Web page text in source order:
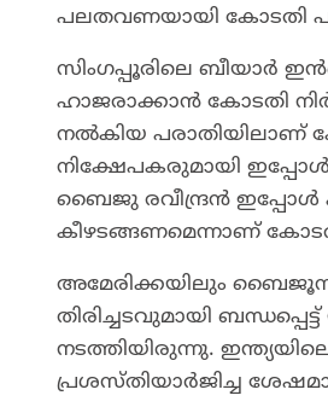
പലതവണയായി കോടതി
സിംഗപ്പൂരിലെ ബീയാർ
ഹാജരാക്കാൻ കോടതി
നൽകിയ
നിക്ഷേപകരുമായി
ബൈജു രവീന്ദ്രൻ ഇപ്പോൾ
കീഴടങ്ങണമെന്നാണ്
അമേരിക്കയിലും
തിരിച്ചടവുമായി
നടത്തിയിരുന്നു.
പ്രശസ്തിയാർജിച്ച